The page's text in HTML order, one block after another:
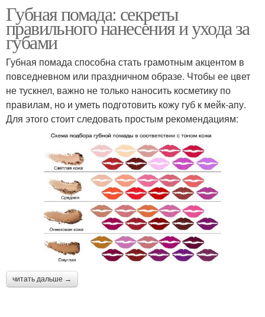
Губная помада: секреты
правильного нанесения и ухода за
губами
Губная помада способна стать грамотным акцентом в
повседневном или праздничном образе. Чтобы ее цвет
не тускнел, важно не только наносить косметику по
правилам, но и уметь подготовить кожу губ к мейк-апу.
Для этого стоит следовать простым рекомендациям:
читать дальше →